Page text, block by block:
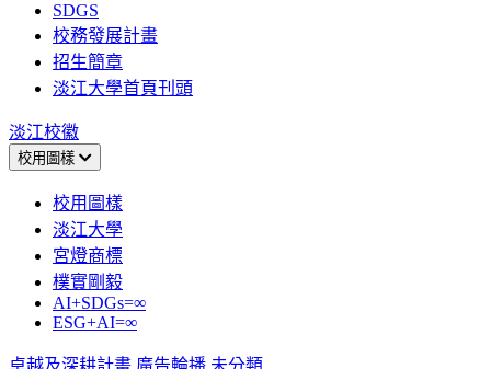
SDGS
校務發展計畫
招生簡章
淡江大學首頁刊頭
淡江校徽
校用圖樣
校用圖樣
淡江大學
宮燈商標
樸實剛毅
AI+SDGs=∞
ESG+AI=∞
卓越及深耕計畫 廣告輪播 未分類